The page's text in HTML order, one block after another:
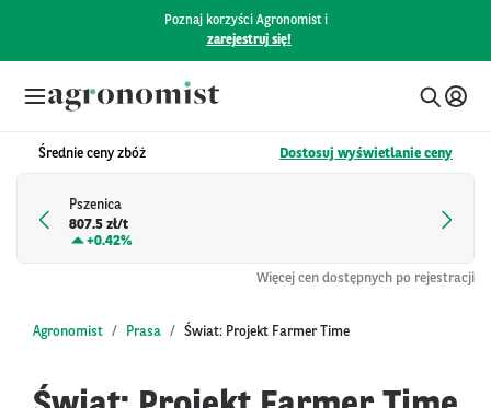
Poznaj korzyści Agronomist i
zarejestruj się!
Średnie ceny zbóż Dostosuj wyświetlanie ceny
Pszenica
807.5 zł/t
+0.42%
Więcej cen dostępnych po rejestracji
Agronomist Prasa Świat: Projekt Farmer Time